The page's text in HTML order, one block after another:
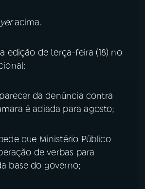
acima.
edição de terça-feira (18) no
da denúncia contra
é adiada para agosto;
que Ministério Público
de verbas para
base do governo;